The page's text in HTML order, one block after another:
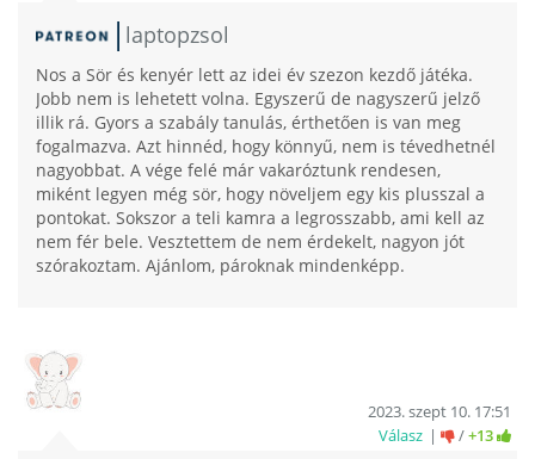
laptopzsol
Nos a Sör és kenyér lett az idei év szezon kezdő játéka.
Jobb nem is lehetett volna. Egyszerű de nagyszerű jelző
illik rá. Gyors a szabály tanulás, érthetően is van meg
fogalmazva. Azt hinnéd, hogy könnyű, nem is tévedhetnél
nagyobbat. A vége felé már vakaróztunk rendesen,
miként legyen még sör, hogy növeljem egy kis plusszal a
pontokat. Sokszor a teli kamra a legrosszabb, ami kell az
nem fér bele. Vesztettem de nem érdekelt, nagyon jót
szórakoztam. Ajánlom, pároknak mindenképp.
2023. szept 10. 17:51
Válasz
/+13